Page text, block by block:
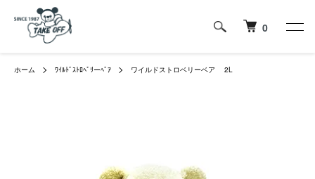
0
ホーム ﾜｲﾙﾄﾞｽﾄﾛﾍﾞﾘーﾍﾞｱ ワイルドストロベリーベア 2L